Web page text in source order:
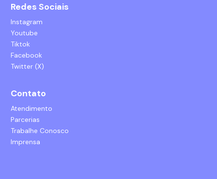
Redes Sociais
Instagram
Youtube
Tiktok
Facebook
Twitter (X)
Contato
Atendimento
Parcerias
Trabalhe Conosco
Imprensa